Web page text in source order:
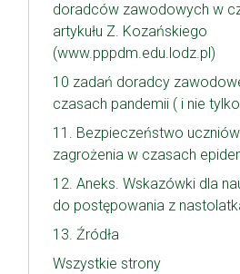
doradców zawodowych w
artykułu Z. Kozańskiego
(www.pppdm.edu.lodz.pl)
10 zadań doradcy
czasach pandemii ( i nie
11. Bezpieczeństwo
zagrożenia w czasach
12. Aneks. Wskazówki dla
do postępowania z
13. Źródła
Wszystkie strony